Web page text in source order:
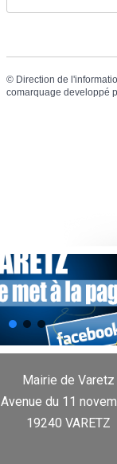
© Direction de
comarquage developpé
Mairie de Varetz
Avenue du 11
19240 VARETZ